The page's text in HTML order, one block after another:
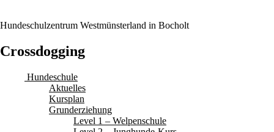
Hundeschulzentrum Westmünsterland in Bocholt
Crossdogging
Hundeschule
Aktuelles
Kursplan
Grunderziehung
Level 1 – Welpenschule